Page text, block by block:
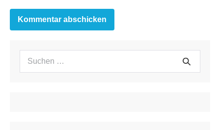
Suchen
Suche